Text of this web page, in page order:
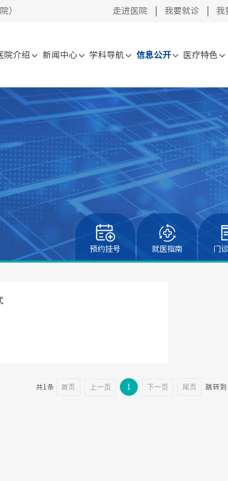
） 走进医院 我要就诊 我
院介绍 新闻中心 学科导航 信息公开 医疗特色
预约挂号 就医指南 门
共1条 首页 上一页 1 下一页 尾页 跳转到